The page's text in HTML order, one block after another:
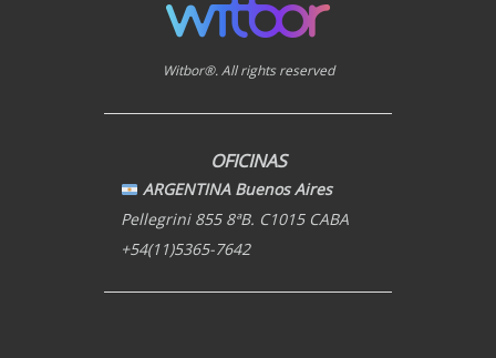
Witbor®. All rights reserved
OFICINAS
ARGENTINA Buenos Aires
Pellegrini 855 8ªB. C1015 CABA
+54(11)5365-7642